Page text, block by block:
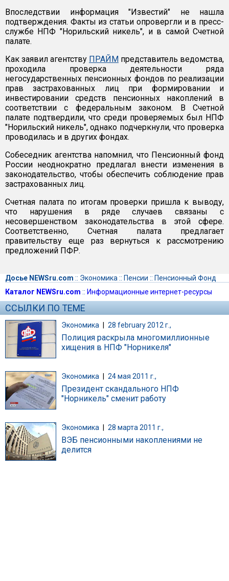
Впоследствии информация "Известий" не нашла
подтверждения. Факты из статьи опровергли и в пресс-
службе НПФ "Норильский никель", и в самой Счетной
палате.
Как заявил агентству ПРАЙМ представитель ведомства,
проходила проверка деятельности ряда
негосударственных пенсионных фондов по реализации
прав застрахованных лиц при формировании и
инвестировании средств пенсионных накоплений в
соответствии с федеральным законом. В Счетной
палате подтвердили, что среди проверяемых был НПФ
"Норильский никель", однако подчеркнули, что проверка
проводилась и в других фондах.
Собеседник агентства напомнил, что Пенсионный фонд
России неоднократно предлагал внести изменения в
законодательство, чтобы обеспечить соблюдение прав
застрахованных лиц.
Счетная палата по итогам проверки пришла к выводу,
что нарушения в ряде случаев связаны с
несовершенством законодательства в этой сфере.
Соответственно, Счетная палата предлагает
правительству еще раз вернуться к рассмотрению
предложений ПФР.
Досье NEWSru.com :: Экономика :: Пенсии :: Пенсионный Фонд
Каталог NEWSru.com :: Информационные интернет-ресурсы
ССЫЛКИ ПО ТЕМЕ
Экономика | 28 february 2012 г.,
Полиция раскрыла многомиллионные
хищения в НПФ "Норникеля"
Экономика 24 мая 2011 г.,
Президент скандального НПФ
"Норникель" сменит работу
Экономика 28 марта 2011 г.,
ВЭБ пенсионными накоплениями не
делится